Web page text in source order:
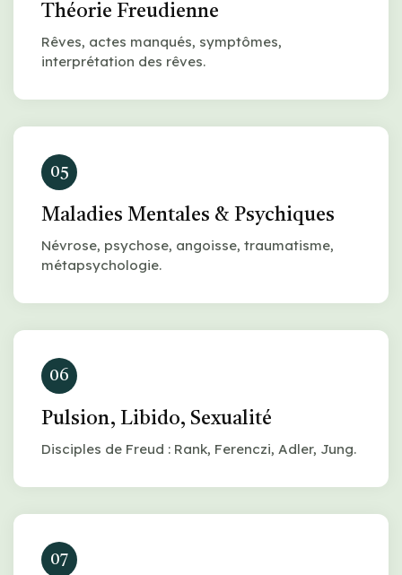
Théorie Freudienne
Rêves, actes manqués, symptômes,
interprétation des rêves.
05
Maladies Mentales & Psychiques
Névrose, psychose, angoisse, traumatisme,
métapsychologie.
06
Pulsion, Libido, Sexualité
Disciples de Freud : Rank, Ferenczi, Adler, Jung.
07